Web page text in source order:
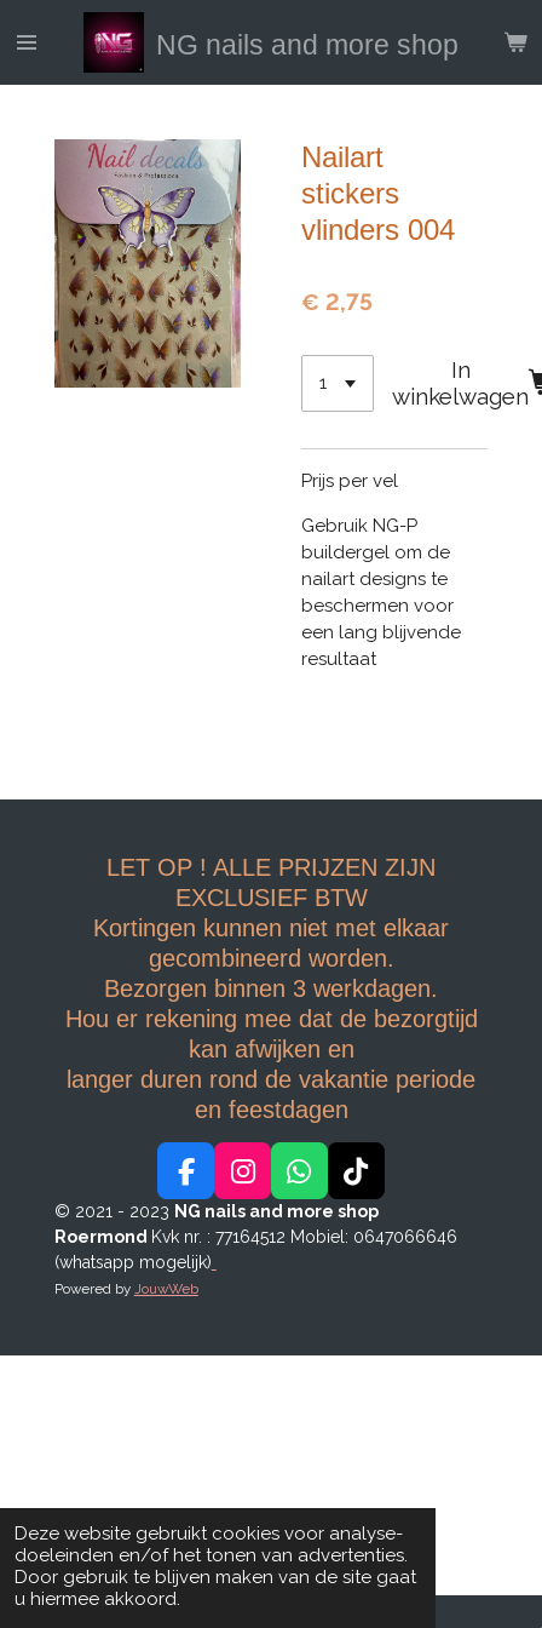
Deze website gebruikt cookies voor analyse-
doeleinden en/of het tonen van advertenties.
Door gebruik te blijven maken van de site gaat
u hiermee akkoord.
direct
NG nails and more shop
Nailart
stickers
vlinders 004
€ 2,75
In
winkelwagen
Prijs per vel
Gebruik NG-P
buildergel om de
nailart designs te
beschermen voor
een lang blijvende
resultaat
LET OP ! ALLE PRIJZEN ZIJN
EXCLUSIEF BTW
Kortingen kunnen niet met elkaar
gecombineerd worden.
Bezorgen binnen 3 werkdagen.
Hou er rekening mee dat de bezorgtijd
kan afwijken en
langer duren rond de vakantie periode
en feestdagen
F
a
c
e
b
I
n
s
W
h
a
T
i
k
© 2021 - 2023 NG nails and more shop
Roermond Kvk nr. : 77164512 Mobiel: 0647066646
(whatsapp mogelijk)
Powered by JouwWeb